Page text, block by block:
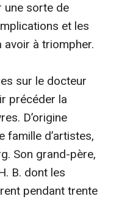
une sorte de
et les
à triompher.
sur le docteur
précéder la
D’origine
famille d’artistes,
Son grand-père,
B. dont les
pendant trente